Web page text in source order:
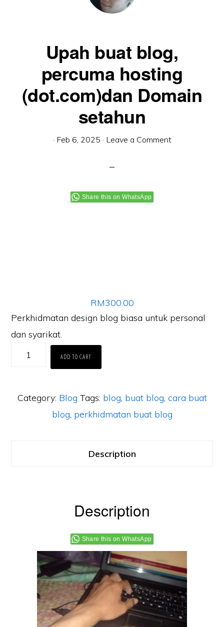
Upah buat blog,
percuma hosting
(dot.com)dan Domain
setahun
· Feb 6, 2025 · Leave a Comment
Share this on WhatsApp
RM300.00
Perkhidmatan design blog biasa untuk personal
dan syarikat.
Upah
percuma
ADD TO CART
Category: Blog Tags: blog, buat blog, cara buat
blog, perkhidmatan buat blog
Description
Description
Share this on WhatsApp